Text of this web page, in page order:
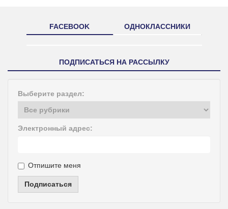
FACEBOOK ОДНОКЛАССНИКИ
ПОДПИСАТЬСЯ НА РАССЫЛКУ
Выберите раздел:
Электронный адрес:
Отпишите меня
Подписаться